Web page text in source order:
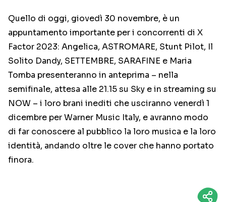
Quello di oggi, giovedì 30 novembre, è un
appuntamento importante per i concorrenti di X
Factor 2023: Angelica, ASTROMARE, Stunt Pilot, Il
Solito Dandy, SETTEMBRE, SARAFINE e Maria
Tomba presenteranno in anteprima – nella
semifinale, attesa alle 21.15 su Sky e in streaming su
NOW – i loro brani inediti che usciranno venerdì 1
dicembre per Warner Music Italy, e avranno modo
di far conoscere al pubblico la loro musica e la loro
identità, andando oltre le cover che hanno portato
finora.